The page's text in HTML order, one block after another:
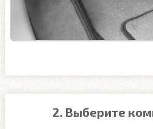
2. Выберите